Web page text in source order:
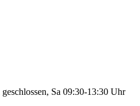
Sa 09:30-13:30 Uhr